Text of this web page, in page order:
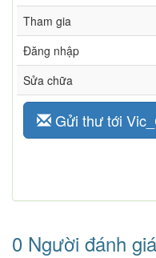
Tham gia
Đăng nhập
Sửa chữa
Gửi thư tới
0 Người đánh giá